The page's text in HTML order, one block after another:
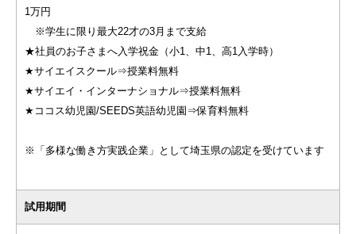
1万円
※学生に限り最大22才の3月まで支給
★社員のお子さまへ入学祝金（小1、中1、高1入学時）
★サイエイスクール⇒授業料無料
★サイエイ・インターナショナル⇒授業料無料
★ココス幼児園/SEEDS英語幼児園⇒保育料無料
※「多様な働き方実践企業」として埼玉県の認定を受けています
試用期間